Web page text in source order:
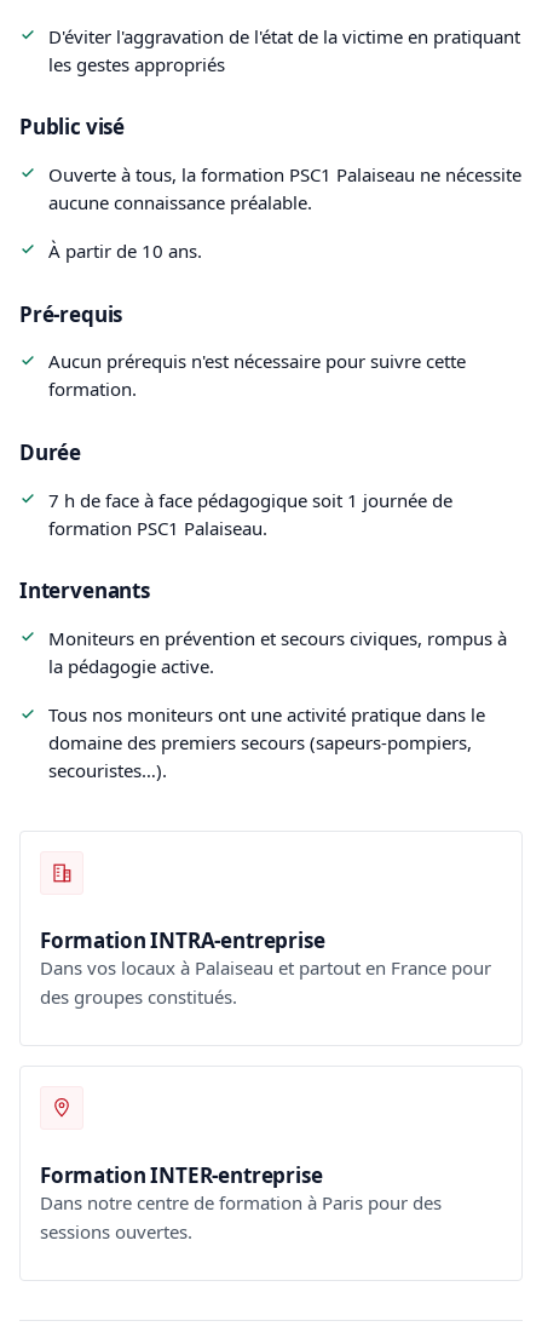
D'éviter l'aggravation de l'état de la victime en pratiquant
les gestes appropriés
Public visé
Ouverte à tous, la formation PSC1 Palaiseau ne nécessite
aucune connaissance préalable.
À partir de 10 ans.
Pré-requis
Aucun prérequis n'est nécessaire pour suivre cette
formation.
Durée
7 h de face à face pédagogique soit 1 journée de
formation PSC1 Palaiseau.
Intervenants
Moniteurs en prévention et secours civiques, rompus à
la pédagogie active.
Tous nos moniteurs ont une activité pratique dans le
domaine des premiers secours (sapeurs-pompiers,
secouristes…).
Formation INTRA-entreprise
Dans vos locaux à Palaiseau et partout en France pour
des groupes constitués.
Formation INTER-entreprise
Dans notre centre de formation à Paris pour des
sessions ouvertes.